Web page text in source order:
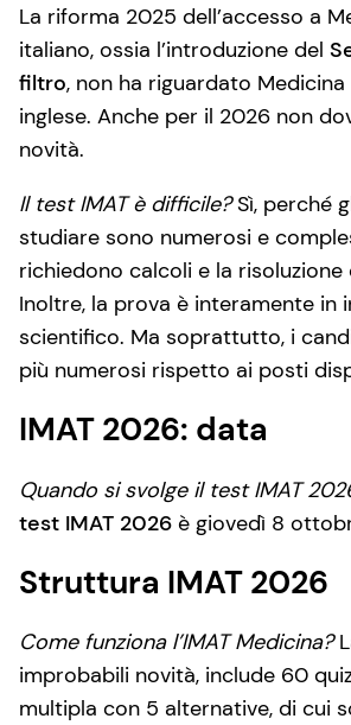
La riforma 2025 dell’accesso a
italiano, ossia l’introduzione del
filtro, non ha riguardato Medicina
inglese. Anche per il 2026 non
novità.
Il test IMAT è difficile?Sì, perché
studiare sono numerosi e
richiedono calcoli e la risoluzione
Inoltre, la prova è interamente in
scientifico. Ma soprattutto, i
più numerosi rispetto ai posti
IMAT 2026: data
Quando si svolge il test IMAT
test IMAT 2026 è giovedì 8
Struttura IMAT 2026
Come funziona l’IMAT Medicina?
improbabili novità, include 60
multipla con 5 alternative, di cui